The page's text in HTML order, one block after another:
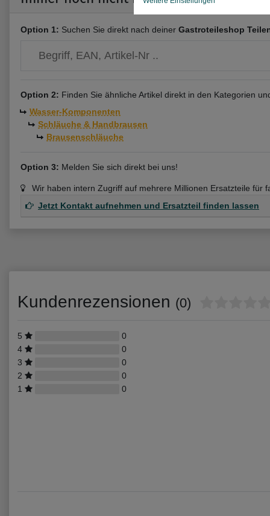
Option 1: Suchen Sie direkt nach deiner Gastroteileshop
Option 2: Finden Sie ähnliche Artikel direkt in den Kategorien
Wasser-Komponenten
Schläuche & Handbrausen
Brausenschläuche
Option 3: Melden Sie sich direkt bei uns!
Wir haben intern Zugriff auf mehrere Millionen Ersatzteile für
Jetzt Kontakt aufnehmen und Ersatzteil finden lassen
Kundenrezensionen (0)
5
0
4
0
3
0
2
0
1
0